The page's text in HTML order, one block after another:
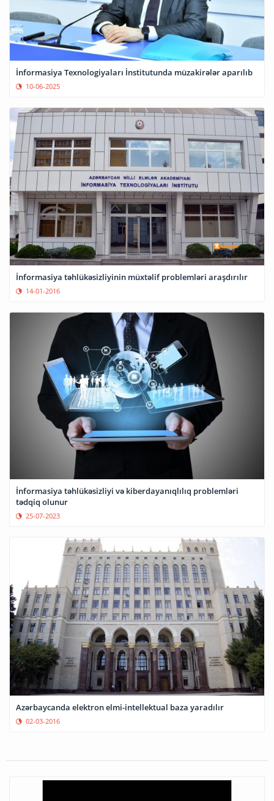
İnformasiya Texnologiyaları İnstitutunda müzakirələr aparılıb
10-06-2025
İnformasiya təhlükəsizliyinin müxtəlif problemləri araşdırılır
14-01-2016
İnformasiya təhlükəsizliyi və kiberdayanıqlılıq problemləri
tədqiq olunur
25-07-2023
Azərbaycanda elektron elmi-intellektual baza yaradılır
02-03-2016